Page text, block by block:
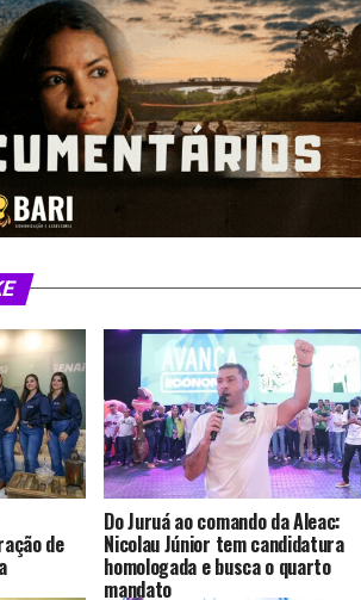
de
Do Juruá ao comando da Aleac:
Nicolau Júnior tem candidatura
homologada e busca o quarto
mandato